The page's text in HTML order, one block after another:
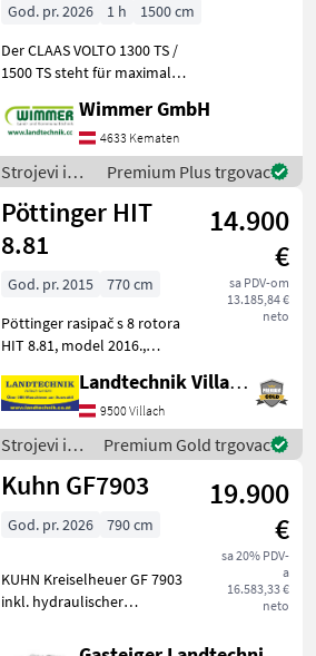
God. pr. 2026 1 h
1500 cm
Der CLAAS VOLTO 1300 TS /
1500 TS steht für maximale
Futterverteilung und
höchste Effizienz in der
Grünlandernte. Mit seiner
großen Arbeitsbrei
Wimmer GmbH
4633 Kematen
Strojevi i
oprema za
travu i
baliranje /
Claas
Premium Plus trgovac
Pöttinger HIT
8.81
14.900
€
sa PDV-om
13.185,84 €
neto
God. pr. 2015
770 cm
Pöttinger rasipač s 8 rotora
HIT 8.81, model 2016.,
okvir, hidraulični uređaj za
granično posipanje,
balonske gume, znakovi i
svjetla upo
Landtechnik Villach GmbH
9500 Villach
Strojevi i
oprema za
travu i
Pöttinger
Premium Gold trgovac
Kuhn GF7903
19.900
€
sa 20% PDV-
a
16.583,33 €
neto
God. pr. 2026 790 cm
KUHN Kreiselheuer GF 7903
inkl. hydraulischer